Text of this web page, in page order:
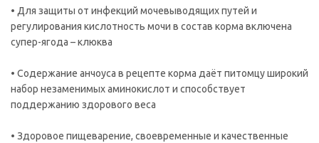
• Для защиты от инфекций мочевыводящих путей и
регулирования кислотность мочи в состав корма включена
супер-ягода – клюква
• Содержание анчоуса в рецепте корма даёт питомцу широкий
набор незаменимых аминокислот и способствует
поддержанию здорового веса
• Здоровое пищеварение, своевременные и качественные